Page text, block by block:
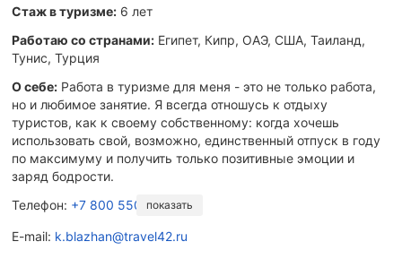
Стаж в туризме: 6 лет
Работаю со странами: Египет, Кипр, ОАЭ, США, Таиланд,
Тунис, Турция
О себе: Работа в туризме для меня - это не только работа,
но и любимое занятие. Я всегда отношусь к отдыху
туристов, как к своему собственному: когда хочешь
использовать свой, возможно, единственный отпуск в году
по максимуму и получить только позитивные эмоции и
заряд бодрости.
Телефон: +7 800 550-23-73
показать
E-mail: k.blazhan@travel42.ru